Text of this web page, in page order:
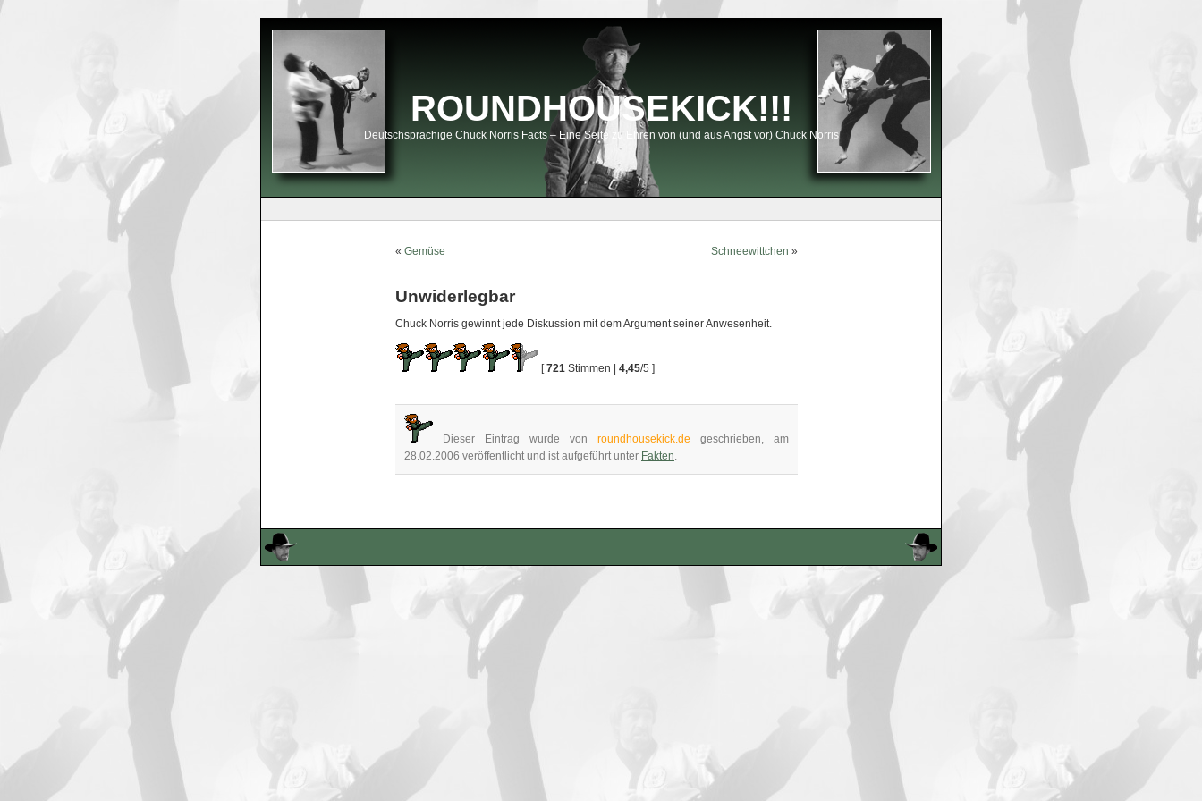
ROUNDHOUSEKICK!!!
Deutschsprachige Chuck Norris Facts – Eine Seite zu Ehren von (und aus Angst vor) Chuck Norris
« Gemüse Schneewittchen »
Unwiderlegbar
Chuck Norris gewinnt jede Diskussion mit dem Argument seiner Anwesenheit.
[721 Stimmen | 4,45/5 ]
Dieser Eintrag wurde von roundhousekick.de geschrieben, am
28.02.2006 veröffentlicht und ist aufgeführt unter Fakten.